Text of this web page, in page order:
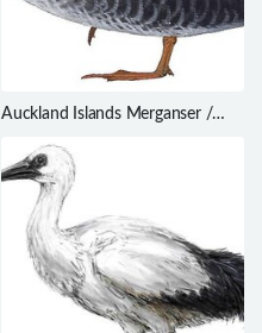
Auckland Islands Merganser /